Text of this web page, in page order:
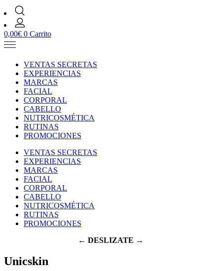
0,00€ 0 Carrito
VENTAS SECRETAS
EXPERIENCIAS
MARCAS
FACIAL
CORPORAL
CABELLO
NUTRICOSMÉTICA
RUTINAS
PROMOCIONES
VENTAS SECRETAS
EXPERIENCIAS
MARCAS
FACIAL
CORPORAL
CABELLO
NUTRICOSMÉTICA
RUTINAS
PROMOCIONES
← DESLIZATE →
Unicskin